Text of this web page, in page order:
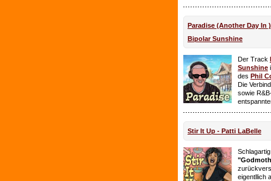
Paradise (Another Day In
Bipolar Sunshine
Der Track
Sunshine
des Phil
Die
sowie
Stir It Up - Patti LaBelle
eigentllich